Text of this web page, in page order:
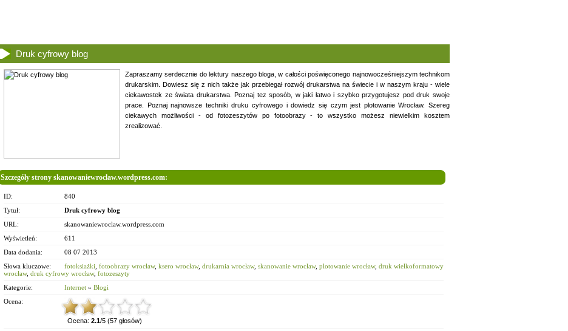
Druk cyfrowy blog
Zapraszamy serdecznie do lektury naszego bloga, w całości poświęconego najnowocześniejszym technikom
drukarskim. Dowiesz się z nich także jak przebiegał rozwój drukarstwa na świecie i w naszym kraju - wiele
ciekawostek ze świata drukarstwa. Poznaj tez sposób, w jaki łatwo i szybko przygotujesz pod druk swoje
prace. Poznaj najnowsze techniki druku cyfrowego i dowiedz się czym jest plotowanie Wrocław. Szereg
ciekawych możliwości - od fotozeszytów po fotoobrazy - to wszystko możesz niewielkim kosztem
zrealizować.
Szczegóły strony skanowaniewroclaw.wordpress.com:
ID:
840
Tytuł:
Druk cyfrowy blog
URL:
skanowaniewroclaw.wordpress.com
Wyświetleń:
611
Data dodania:
08 07 2013
Słowa kluczowe:
fotoksiażki fotoobrazy wrocław, ksero wrocław, drukarnia wrocław, skanowanie wrocław, plotowanie wrocław, druk wielkoformatowy
wrocław, druk cyfrowy wrocław, fotozeszyty
Kategorie:
Internet » Blogi
Ocena:
Ocena: 2.1/5 (57 głosów)